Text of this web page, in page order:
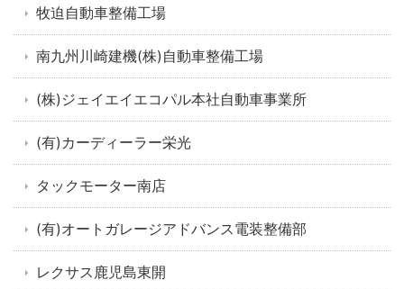
牧迫自動車整備工場
南九州川崎建機(株)自動車整備工場
(株)ジェイエイエコパル本社自動車事業所
(有)カーディーラー栄光
タックモーター南店
(有)オートガレージアドバンス電装整備部
レクサス鹿児島東開